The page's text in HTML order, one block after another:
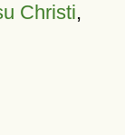
Christi,